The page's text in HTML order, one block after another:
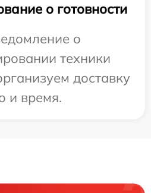
о готовности
о
техники
доставку
и время.